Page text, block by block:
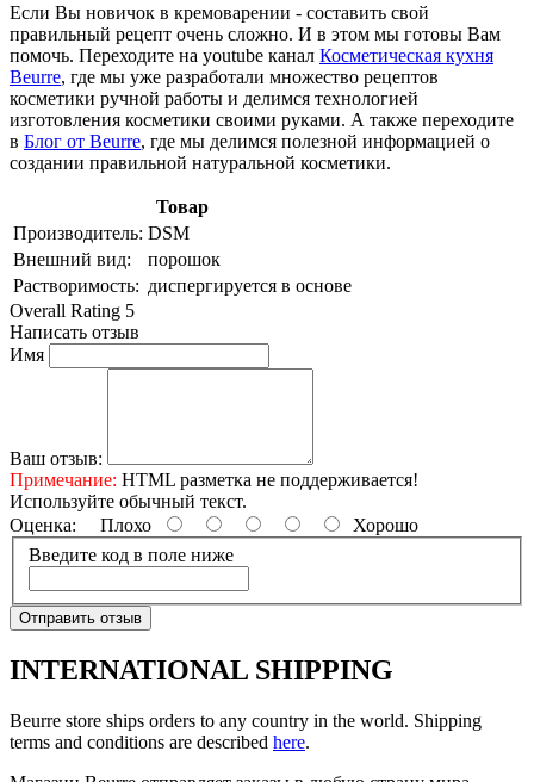
Если Вы новичок в кремоварении - составить свой
правильный рецепт очень сложно. И в этом мы готовы Вам
помочь. Переходите на youtube канал Косметическая кухня
Beurre, где мы уже разработали множество рецептов
косметики ручной работы и делимся технологией
изготовления косметики своими руками. А также переходите
в Блог от Beurre, где мы делимся полезной информацией о
создании правильной натуральной косметики.
Товар
Производитель: DSM
Внешний вид:
порошок
Растворимость: диспергируется в основе
Overall Rating 5
Написать отзыв
Имя
Ваш отзыв:
Примечание: HTML разметка не поддерживается!
Используйте обычный текст.
Оценка: Плохо
Хорошо
Введите код в поле ниже
Отправить отзыв
INTERNATIONAL SHIPPING
Beurre store ships orders to any country in the world. Shipping
terms and conditions are described here.